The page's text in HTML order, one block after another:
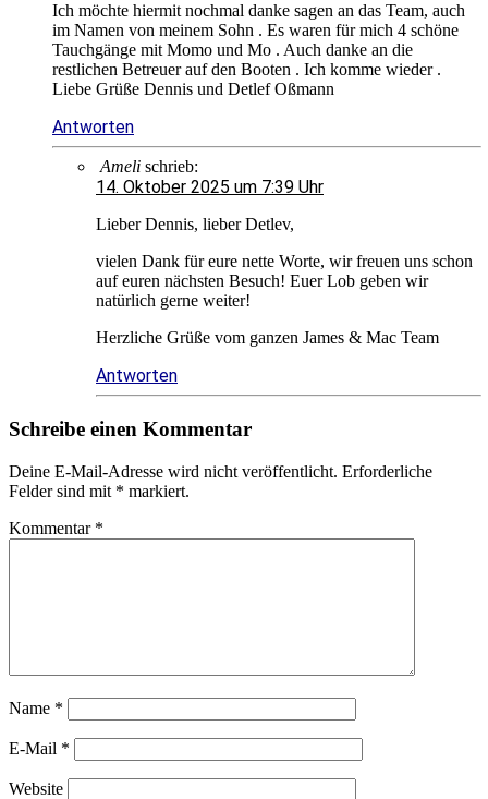
Ich möchte hiermit nochmal danke sagen an das Team, auch
im Namen von meinem Sohn . Es waren für mich 4 schöne
Tauchgänge mit Momo und Mo . Auch danke an die
restlichen Betreuer auf den Booten . Ich komme wieder .
Liebe Grüße Dennis und Detlef Oßmann
Antworten
Ameli schrieb:
14. Oktober 2025 um 7:39 Uhr
Lieber Dennis, lieber Detlev,
vielen Dank für eure nette Worte, wir freuen uns schon
auf euren nächsten Besuch! Euer Lob geben wir
natürlich gerne weiter!
Herzliche Grüße vom ganzen James & Mac Team
Antworten
Schreibe einen Kommentar
Deine E-Mail-Adresse wird nicht veröffentlicht. Erforderliche
Felder sind mit * markiert.
Kommentar *
Name *
E-Mail *
Website